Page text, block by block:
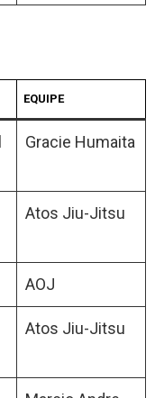
EQUIPE
Gracie Humaita
Atos Jiu-Jitsu
AOJ
Atos Jiu-Jitsu